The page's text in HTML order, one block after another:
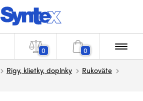
0 0
Rigy, klietky, doplnky
Rukoväte